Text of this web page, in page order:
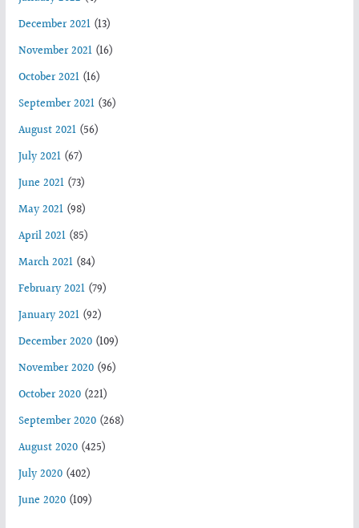
December 2021(13)
November 2021(16)
October 2021(16)
September 2021(36)
August 2021(56)
July 2021(67)
June 2021(73)
May 2021(98)
April 2021(85)
March 2021(84)
February 2021(79)
January 2021(92)
December 2020(109)
November 2020(96)
October 2020(221)
September 2020(268)
August 2020(425)
July 2020(402)
June 2020(109)